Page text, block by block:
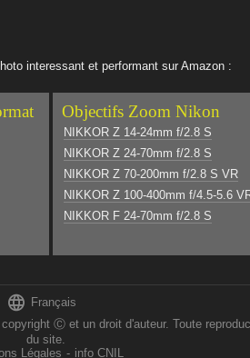
interessant et performant sur Amazon :
Objectifs Zoom Nikon
NIKKOR Z 14-24mm f/2.8 S
NIKKOR Z 24-70mm f/2.8 S
NIKKOR Z 70-200mm f/2.8 S VR
NIKKOR Z 100-400mm f/4.5-5.6
NIKKOR F 24-70mm f/2.8 S
 Français
Ⓒ et un droit d'auteur. Toute
du site.
Légales - info CNIL